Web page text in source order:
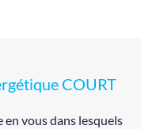
COURT
en vous dans lesquels